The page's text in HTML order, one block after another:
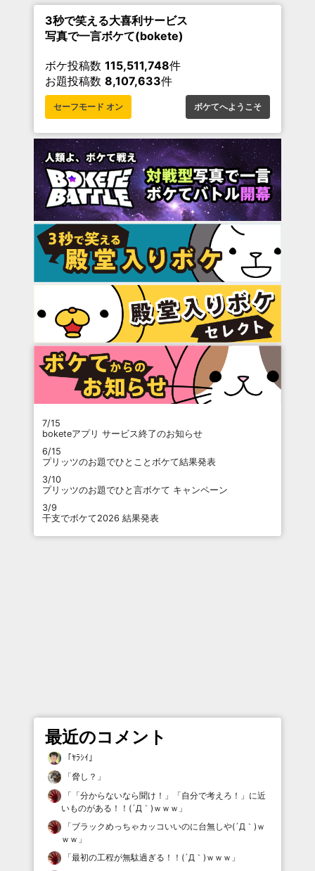
3秒で笑える大喜利サービス
写真で一言ボケて(bokete)
ボケ投稿数 115,511,748件
お題投稿数 8,107,633件
セーフモード オン ボケてへようこそ
7/15
boketeアプリ サービス終了のお知らせ
6/15
プリッツのお題でひとことボケて結果発表
3/10
プリッツのお題でひと言ボケて キャンペーン
3/9
干支でボケて2026 結果発表
最近のコメント
「ﾔﾗｼｲ 」
「脅し？ 」
「 「分からないなら聞け！」「自分で考えろ！」に近
いものがある！！(´Д｀)ｗｗｗ 」
「ブラックめっちゃカッコいいのに台無しや(´Д｀)ｗ
ｗｗ 」
「最初の工程が無駄過ぎる！！(´Д｀)ｗｗｗ 」